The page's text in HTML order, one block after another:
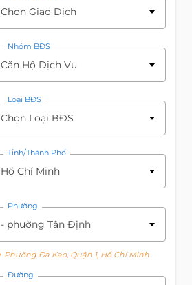
Chọn Giao Dịch
Nhóm BĐS
Căn Hộ Dịch Vụ
Loại BĐS
Chọn Loại BĐS
Tỉnh/Thành Phố
Hồ Chí Minh
Phường
- phường Tân Định
Phường Đa Kao, Quận 1, Hồ Chí Minh
Đường